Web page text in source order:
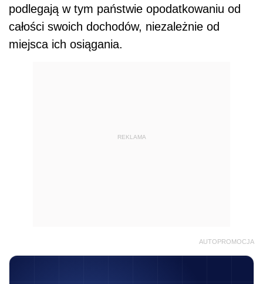
podlegają w tym państwie opodatkowaniu od
całości swoich dochodów, niezależnie od
miejsca ich osiągania.
REKLAMA
AUTOPROMOCJA